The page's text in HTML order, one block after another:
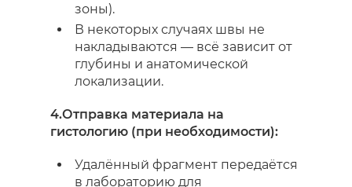
зоны).
В некоторых случаях швы не
накладываются — всё зависит от
глубины и анатомической
локализации.
4.Отправка материала на
гистологию (при необходимости):
Удалённый фрагмент передаётся
в лабораторию для